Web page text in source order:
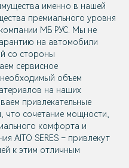
именно в нашей
премиального уровня
МБ РУС. Мы не
на автомобили
со стороны
сервисное
объем
на наших
привлекательные
сочетание мощности,
комфорта и
AITO SERES – привлекут
к этим отличным